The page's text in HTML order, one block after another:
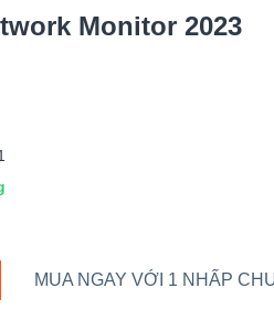
Monitor 2023
MUA NGAY VỚI 1 NHẤP